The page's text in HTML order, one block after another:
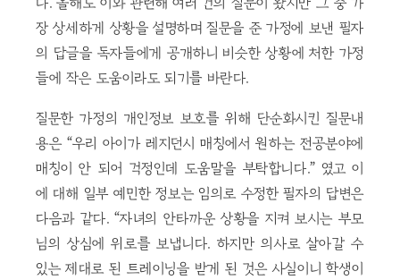
장 상세하게 상황을 설명하며 질문을 준 가정에 보낸 필자
의 답글을 독자들에게 공개하니 비슷한 상황에 처한 가정
들에 작은 도움이라도 되기를 바란다.
질문한 가정의 개인정보 보호를 위해 단순화시킨 질문내
용은 “우리 아이가 레지던시 매칭에서 원하는 전공분야에
매칭이 안 되어 걱정인데 도움말을 부탁합니다.” 였고 이
에 대해 일부 예민한 정보는 임의로 수정한 필자의 답변은
다음과 같다. “자녀의 안타까운 상황을 지켜 보시는 부모
님의 상심에 위로를 보냅니다. 하지만 의사로 살아갈 수
있는 제대로 된 트레이닝을 받게 된 것은 사실이니 학생이